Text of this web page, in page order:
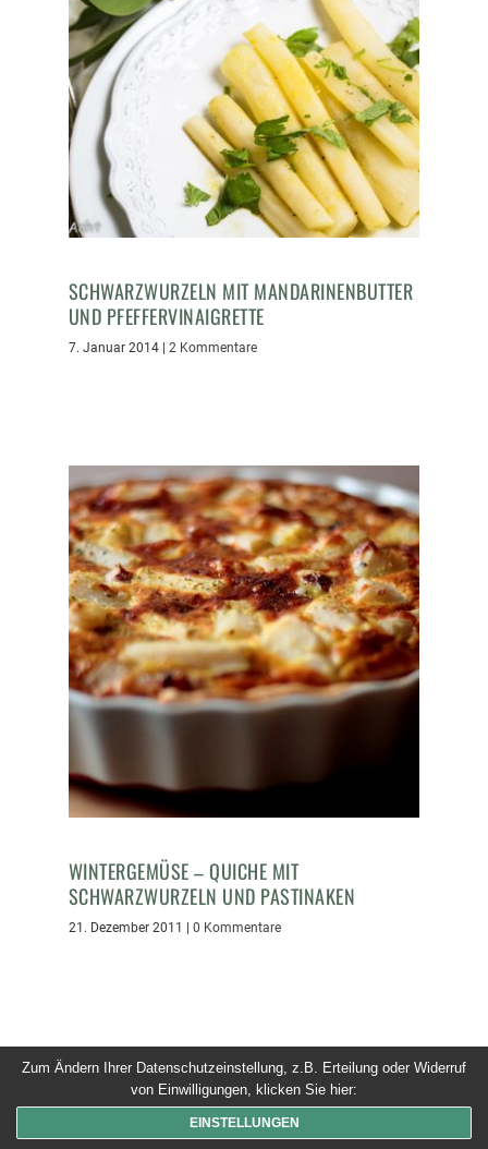
SCHWARZWURZELN MIT MANDARINENBUTTER
UND PFEFFERVINAIGRETTE
7. Januar 2014| 2 Kommentare
WINTERGEMÜSE – QUICHE MIT
SCHWARZWURZELN UND PASTINAKEN
21. Dezember 2011 0 Kommentare
© 2026 Dinner um Acht. Alle Rechte vorbehalten
Zum Ändern Ihrer Datenschutzeinstellung, z.B. Erteilung oder Widerruf
von Einwilligungen, klicken Sie hier:
EINSTELLUNGEN